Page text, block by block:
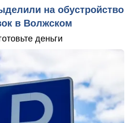
на обустройство
в Волжском
деньги